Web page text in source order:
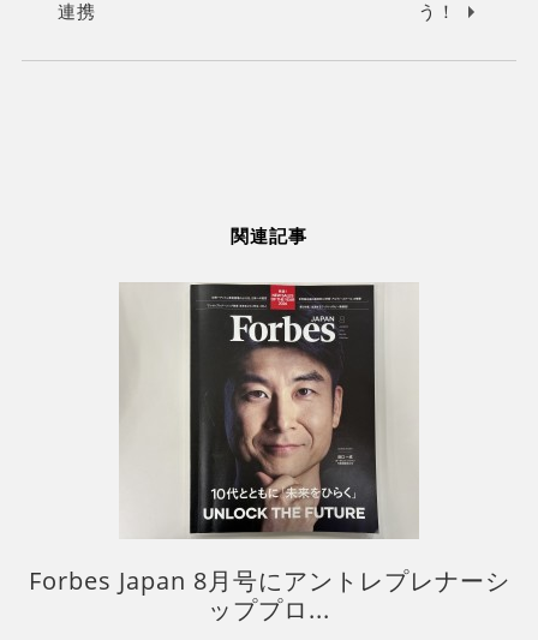
連携 う！
関連記事
Forbes Japan 8月号にアントレプレナーシ
ッププロ...